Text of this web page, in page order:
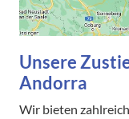
Unsere
Andorra
Wir bieten